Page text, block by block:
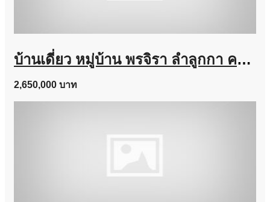
บ้านเดี่ยว หมู่บ้าน พรจิรา ลำลูกกา คลอง 7 เนื้อที่ 64 ตร.ว. ถูกสุดในโครงการ
2,650,000 บาท